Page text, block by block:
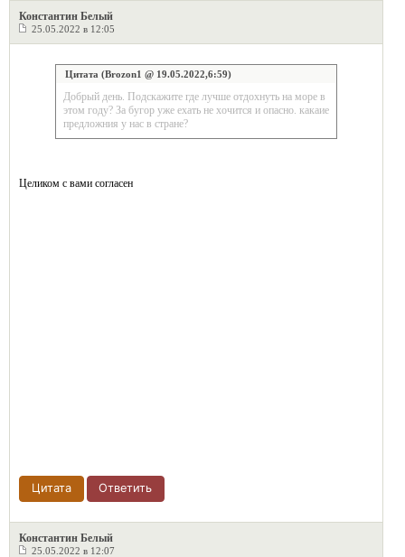
Константин Белый
25.05.2022 в 12:05
Цитата (Brozon1 @ 19.05.2022,6:59)
Добрый день. Подскажите где лучше отдохнуть на море в
этом году? За бугор уже ехать не хочится и опасно. какаие
предложния у нас в стране?
Целиком с вами согласен
Цитата Ответить
Константин Белый
25.05.2022 в 12:07